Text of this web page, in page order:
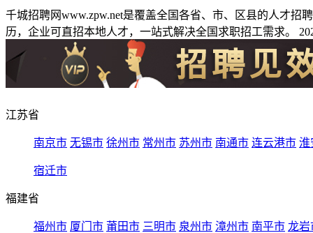
千城招聘网www.zpw.net是覆盖全国各省、市、区县的人才
历，企业可直招本地人才，一站式解决全国求职招工需求。
江苏省
南京市 无锡市 徐州市 常州市 苏州市 南通市 连云港市 淮
宿迁市
福建省
福州市 厦门市 莆田市 三明市 泉州市 漳州市 南平市 龙岩